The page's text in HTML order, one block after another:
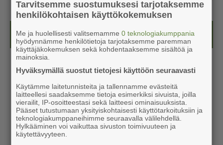
Kesälehti (ilmainen)
Tarvitsemme suostumuksesi tarjotaksemme
henkilökohtaisen käyttökokemuksen
Me ja huolellisesti valitsemamme0 teknologiakumppania
hyödynnämme henkilötietoja tarjotaksemme paremman
käyttäjäkokemuksen sekä kohdentaaksemme sisältöä ja
mainoksia.
Hyväksymällä suostut tietojesi käyttöön seuraavasti
Käytämme laitetunnisteita ja tallennamme evästeitä
laitteellesi saadaksemme tietoja esimerkiksi sivuista, joilla
vierailit, IP-osoitteestasi sekä laitteesi ominaisuuksista.
Pääset tutustumaan yksityiskohtaisesti käyttötarkoituksiin ja
teknologiakumppaneihimme seuraavalla välilehdellä.
Hylkääminen voi vaikuttaa sivuston toimivuuteen ja
käytettävyyteen.